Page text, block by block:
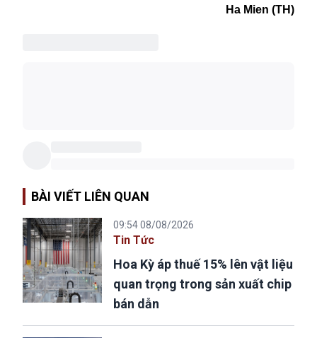
Ha Mien (TH)
BÀI VIẾT LIÊN QUAN
09:54 08/08/2026
Tin Tức
Hoa Kỳ áp thuế 15% lên vật liệu
quan trọng trong sản xuất chip
bán dẫn